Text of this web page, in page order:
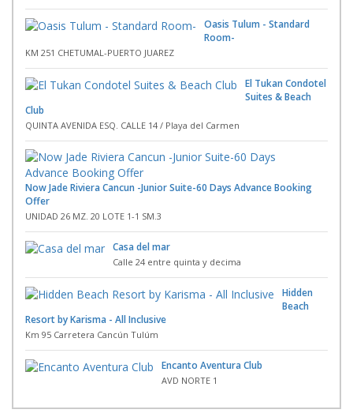
Oasis Tulum - Standard
Room-
KM 251 CHETUMAL-PUERTO JUAREZ
El Tukan Condotel
Suites & Beach
Club
QUINTA AVENIDA ESQ. CALLE 14 / Playa del Carmen
Now Jade Riviera Cancun -Junior Suite-60 Days Advance Booking
Offer
UNIDAD 26 MZ. 20 LOTE 1-1 SM.3
Casa del mar
Calle 24 entre quinta y decima
Hidden
Beach
Resort by Karisma - All Inclusive
Km 95 Carretera Cancún Tulúm
Encanto Aventura Club
AVD NORTE 1